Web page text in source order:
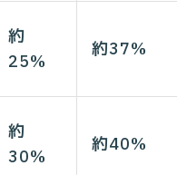
約
25%
約37%
約
30%
約40%